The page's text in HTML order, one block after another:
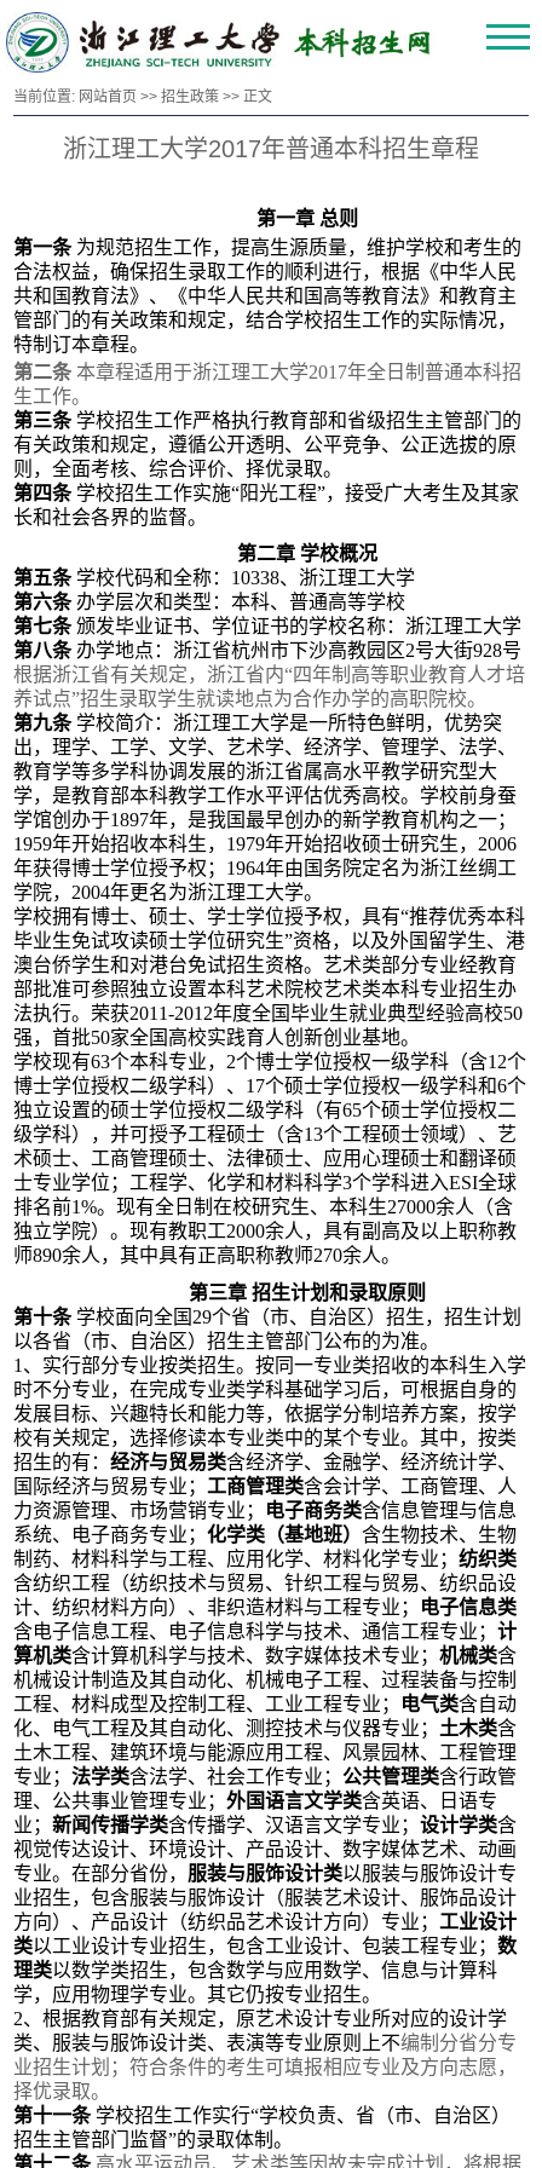
当前位置: 网站首页 >>招生政策 >> 正文
浙江理工大学2017年普通本科招生章程
第一章 总则
第一条 为规范招生工作，提高生源质量，维护学校和考生的
合法权益，确保招生录取工作的顺利进行，根据《中华人民
共和国教育法》、《中华人民共和国高等教育法》和教育主
管部门的有关政策和规定，结合学校招生工作的实际情况，
特制订本章程。
第二条 本章程适用于浙江理工大学2017年全日制普通本科招
生工作。
第三条 学校招生工作严格执行教育部和省级招生主管部门的
有关政策和规定，遵循公开透明、公平竞争、公正选拔的原
则 ，全面考核、综合评价、择优录取。
第四条 学校招生工作实施“阳光工程”，接受广大考生及其家
长和社会各界的监督。
第二章 学校概况
第五条 学校代码和全称： 10338、浙江理工大学
第六条 办学层次和类型：本科、普通高等学校
第七条 颁发毕业证书、学位证书的学校名称：浙江理工大学
第八条 办学地点：浙江省杭州市下沙高教园区2号大街928号
根据浙江省有关规定，浙江省内“四年制高等职业教育人才培
养试点”招生录取学生就读地点为合作办学的高职院校。
第九条 学校简介： 浙江理工大学是一所特色鲜明，优势突
出，理学、工学、文学、艺术学、经济学、管理学、法学、
教育学等多学科协调发展的浙江省属高水平教学研究型大
学，是教育部本科教学工作水平评估优秀高校。学校前身蚕
学馆创办于1897年，是我国最早创办的新学教育机构之一；
1959年开始招收本科生， 1979年开始招收硕士研究生，2006
年获得博士学位授予权 ； 1964年由国务院定名为浙江丝绸工
学院，2004年更名为浙江理工大学。
学校拥有博士、硕士、学士学位授予权，具有“推荐优秀本科
毕业生免试攻读硕士学位研究生”资格，以及外国留学生、港
澳台侨学生和对港台免试招生资格。艺术类部分专业经教育
部批准可参照独立设置本科艺术院校艺术类本科专业招生办
法执行。 荣获2011-2012年度全国毕业生就业典型经验高校50
强，首批50家全国高校实践育人创新创业基地。
学校现有63个本科专业， 2个博士学位授权一级学科（含12个
博士学位授权二级学科）、17个硕士学位授权一级学科和6个
独立设置的硕士学位授权二级学科（有65个硕士学位授权二
级学科），并可授予工程硕士（含13个工程硕士领域）、艺
术硕士、工商管理硕士、法律硕士、应用心理硕士和翻译硕
士专业学位； 工程学、化学和材料科学3个学科进入ESI全球
排名前1%。现有全日制在校研究生、本科生27000余人（含
独立学院）。现有教职工2000余人，具有副高及以上职称教
师890余人，其中具有正高职称教师270余人。
第三章 招生计划和录取原则
第十条 学校面向全国 29个省（市、自治区）招生，招生计划
以各省（市、自治区）招生主管部门公布的为准。
1、实行部分专业按类招生。按同一专业类招收的本科生入学
时不分专业，在完成专业类学科基础学习后，可根据自身的
发展目标、兴趣特长和能力等，依据学分制培养方案，按学
校有关规定，选择修读本专业类中的某个专业。其中，按类
招生的有：经济与贸易类含经济学、金融学、经济统计学、
国际经济与贸易专业；工商管理类含会计学、工商管理、人
力资源管理、市场营销专业；
电子商务类含信息管理与信息
系统、电子商务专业；化学类（基地班）含生物技术、生物
制药、材料科学与工程、应用化学、材料化学专业；纺织类
含纺织工程（纺织技术与贸易、针织工程与贸易、纺织品设
计、纺织材料方向）、非织造材料与工程专业；
电子信息类
含电子信息工程、电子信息科学与技术、通信工程专业；计
算机类含计算机科学与技术、数字媒体技术专业；机械类含
机械设计制造及其自动化、机械电子工程、过程装备与控制
工程、材料成型及控制工程、工业工程专业；
电气类含自动
化、电气工程及其自动化、测控技术与仪器专业； 土木类含
土木工程、建筑环境与能源应用工程、风景园林、工程管理
专业；法学类含法学、社会工作专业；公共管理类含行政管
理、公共事业管理专业；外国语言文学类含英语、日语专
业；新闻传播学类含传播学、汉语言文学专业；设计学类含
视觉传达设计、环境设计、产品设计、数字媒体艺术、动画
专业。在部分省份， 服装与服饰设计类以服装与服饰设计专
业招生，包含服装与服饰设计（服装艺术设计、服饰品设计
方向）、产品设计（纺织品艺术设计方向）专业；工业设计
类以工业设计专业招生，包含工业设计、包装工程专业；数
理类以数学类招生，包含数学与应用数学、信息与计算科
学，应用物理学专业。其它仍按专业招生。
2、根据教育部有关规定，原艺术设计专业所对应的设计学
类、服装与服饰设计类、表演等专业原则上不编制 分省分专
业招生计划 ；符合条件的考生可填报相应专业及方向志愿，
择优录取。
第十一条 学校招生工作实行“学校负责、省（市、自治区）
招生主管部门
监督”的录取体制。
第十二条 高水平运动员、艺术类等因故未完成计划，将根据